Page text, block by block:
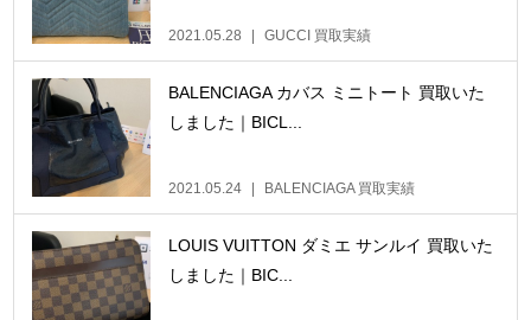
2021.05.28 GUCCI 買取実績
BALENCIAGA カバス ミニトート 買取いた
しました｜BICL...
2021.05.24 BALENCIAGA 買取実績
LOUIS VUITTON ダミエ サンルイ 買取いた
しました｜BIC...